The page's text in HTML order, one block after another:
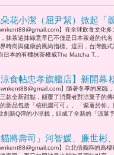
七朵花小潔（屈尹絜）掀起「
茶新潮流：Le Buno × The
聯名 台日茶香夏日交響
】在全球飲食文化多
抹茶這抹綠意早已不僅是日本茶道的代名
時尚與健康的風尚指標。這回，台灣義式
本的有機抹茶權威The Matcha T...
【涼食帖忠孝旗艦店】新開幕
、紫薯於你與蔓越莓雪蓮子
茶」系列新口味 消費有機會
人來回機票的抽獎活動
】隨著冬季的來臨
款全新甜點，顛覆了消費者對涼菓子的傳
新品包括「核桃濃可可」、「紫薯於你」
創新Q彈的小涼糕，組成了全新的「涼菓
貓將壽司」河智媛、廉世彬、
身一日闆娘與店長 當韓星闆
】台北信義區的高樓